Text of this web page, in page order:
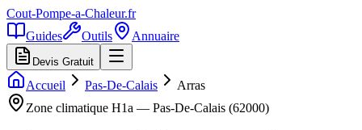
Cout-Pompe-a-Chaleur.fr
Guides
Outils Annuaire
Devis Gratuit
Accueil Pas-De-Calais
Arras
Zone climatique H1a — Pas-De-Calais (62000)